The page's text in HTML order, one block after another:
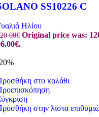
SS10226 C
Ηλίου
€ Original price was:
στο καλάθι
στην λίστα